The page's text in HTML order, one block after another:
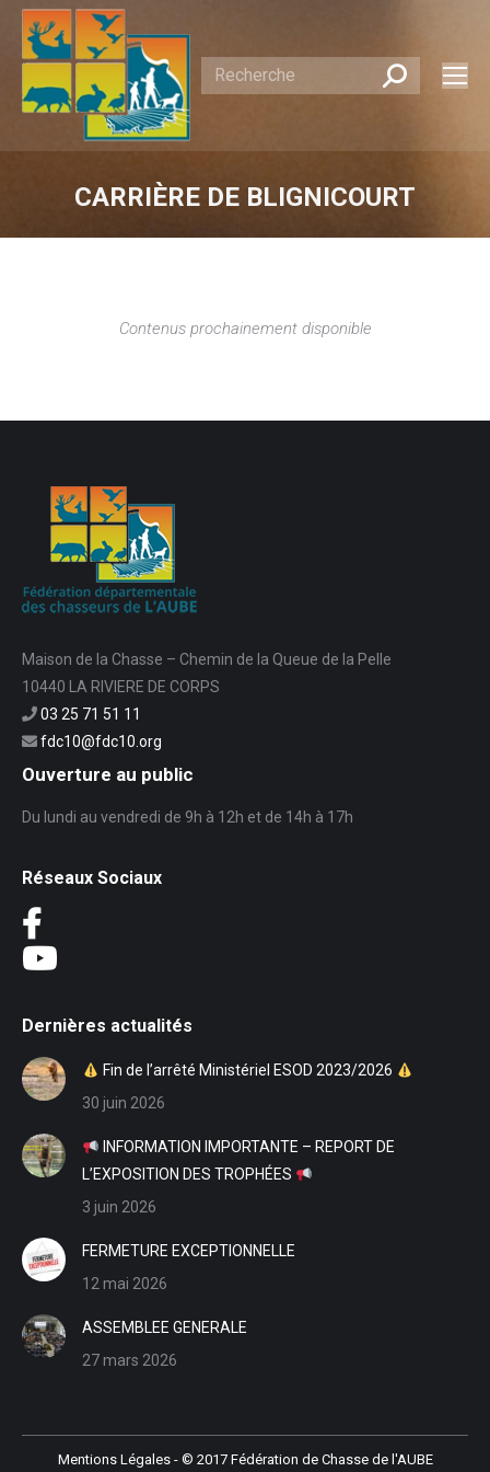
Recherche
:
CARRIÈRE DE BLIGNICOURT
Contenus prochainement disponible
Maison de la Chasse – Chemin de la Queue de la Pelle
10440 LA RIVIERE DE CORPS
03 25 71 51 11
fdc10@fdc10.org
Ouverture au public
Du lundi au vendredi de 9h à 12h et de 14h à 17h
Réseaux Sociaux
Dernières actualités
Fin de l’arrêté Ministériel ESOD 2023/2026
30 juin 2026
INFORMATION IMPORTANTE – REPORT DE
L’EXPOSITION DES TROPHÉES
3 juin 2026
FERMETURE EXCEPTIONNELLE
12 mai 2026
ASSEMBLEE GENERALE
27 mars 2026
Mentions Légales- © 2017 Fédération de Chasse de l'AUBE